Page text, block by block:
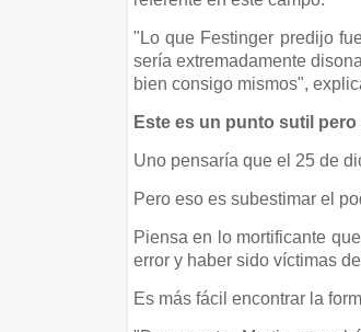
"Lo que Festinger predijo
sería extremadamente
bien consigo mismos",
Este es un punto sutil
Uno pensaría que el 25 de
Pero eso es subestimar el
Piensa en lo mortificante
error y haber sido víctimas
Es más fácil encontrar la